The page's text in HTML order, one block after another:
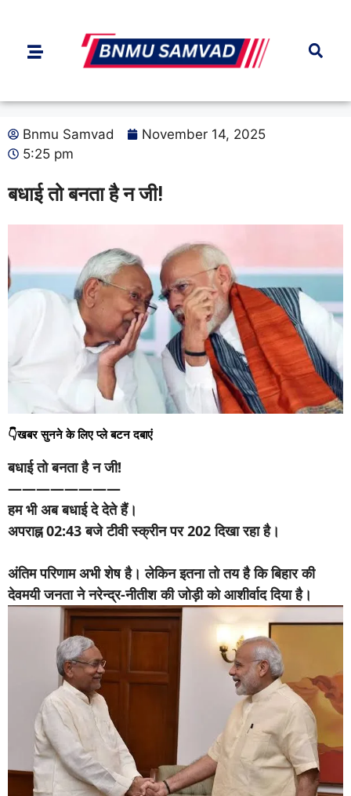
Bnmu Samvad
November 14, 2025
5:25 pm
बधाई तो बनता है न जी!
👇खबर सुनने के लिए प्ले बटन दबाएं
बधाई तो बनता है न जी!
————————
हम भी अब बधाई दे देते हैं।
अपराह्न 02:43 बजे टीवी स्क्रीन पर 202 दिखा रहा है।
अंतिम परिणाम अभी शेष है। लेकिन इतना तो तय है कि बिहार की
देवमयी जनता ने नरेन्द्र-नीतीश की जोड़ी को आशीर्वाद दिया है।